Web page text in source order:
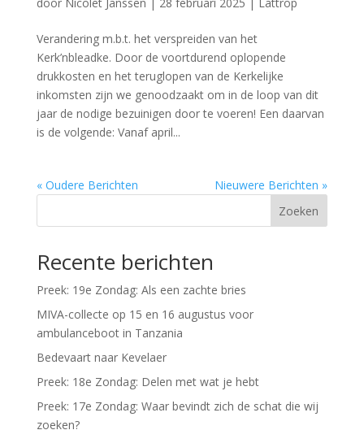
Verandering m.b.t. het verspreiden van het
Kerk’nbleadke. Door de voortdurend oplopende
drukkosten en het teruglopen van de Kerkelijke
inkomsten zijn we genoodzaakt om in de loop van dit
jaar de nodige bezuinigen door te voeren! Een daarvan
is de volgende: Vanaf april...
« Oudere Berichten
Nieuwere Berichten »
Zoeken
Recente berichten
Preek: 19e Zondag: Als een zachte bries
MIVA-collecte op 15 en 16 augustus voor
ambulanceboot in Tanzania
Bedevaart naar Kevelaer
Preek: 18e Zondag: Delen met wat je hebt
Preek: 17e Zondag: Waar bevindt zich de schat die wij
zoeken?